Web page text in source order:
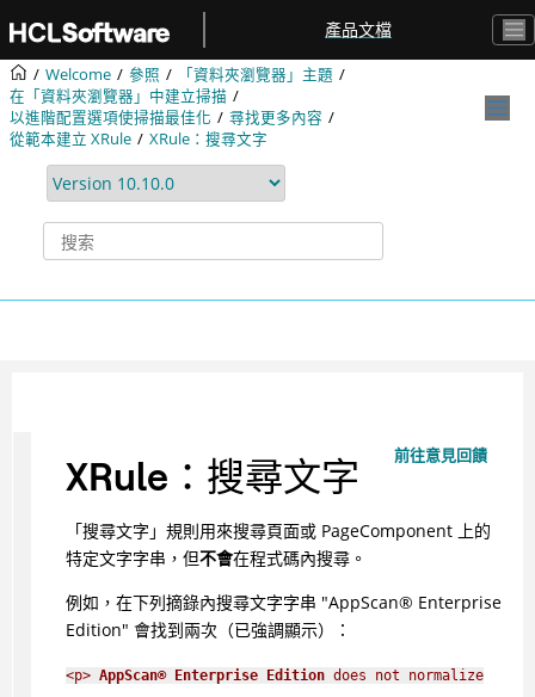
產品文檔
Welcome 參照
「資料夾瀏覽器」主題
在「資料夾瀏覽器」中建立掃描
以進階配置選項使掃描最佳化
尋找更多內容
從範本建立 XRule
XRule：搜尋文字
前往意見回饋
XRule：搜尋文字
「搜尋文字」規則用來搜尋頁面或 PageComponent 上的
特定文字字串，但不會在程式碼內搜尋。
例如，在下列摘錄內搜尋文字字串 "AppScan® Enterprise
Edition" 會找到兩次（已強調顯示）：
<p> AppScan®Enterprise Editiondoes not normalize